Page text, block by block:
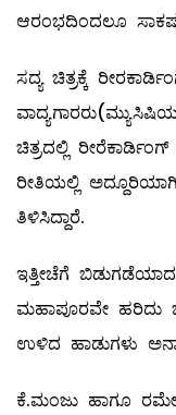
ಆರಂಭದಿಂದಲೂ
ಸದ್ಯ ಚಿತ್ರಕ್ಕೆ
ಚಿತ್ರದಲ್ಲಿ
ರೀತಿಯಲ್ಲಿ
ತಿಳಿಸಿದ್ದಾರೆ.
ಇತ್ತೀಚೆಗೆ
ಮಹಾಪೂರವೇ ಹರಿದು
ಉಳಿದ ಹಾಡುಗಳು
ಕೆ.ಮಂಜು ಹಾಗೂ